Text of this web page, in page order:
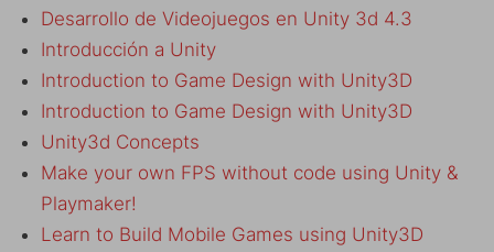
Desarrollo de Videojuegos en Unity 3d 4.3
Introducción a Unity
Introduction to Game Design with Unity3D
Introduction to Game Design with Unity3D
Unity3d Concepts
Make your own FPS without code using Unity &
Playmaker!
Learn to Build Mobile Games using Unity3D